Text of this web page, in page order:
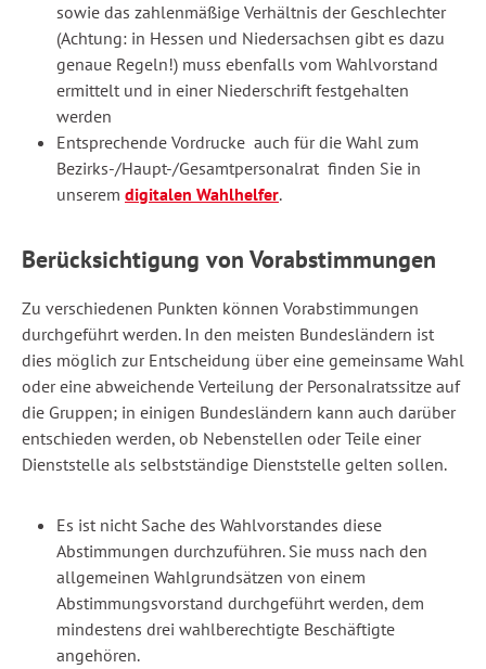
sowie das zahlenmäßige Verhältnis der Geschlechter
(Achtung: in Hessen und Niedersachsen gibt es dazu
genaue Regeln!) muss ebenfalls vom Wahlvorstand
ermittelt und in einer Niederschrift festgehalten
werden
Entsprechende Vordrucke auch für die Wahl zum
Bezirks-/Haupt-/Gesamtpersonalrat finden Sie in
unserem digitalen Wahlhelfer.
Berücksichtigung von Vorabstimmungen
Zu verschiedenen Punkten können Vorabstimmungen
durchgeführt werden. In den meisten Bundesländern ist
dies möglich zur Entscheidung über eine gemeinsame Wahl
oder eine abweichende Verteilung der Personalratssitze auf
die Gruppen; in einigen Bundesländern kann auch darüber
entschieden werden, ob Nebenstellen oder Teile einer
Dienststelle als selbstständige Dienststelle gelten sollen.
Es ist nicht Sache des Wahlvorstandes diese
Abstimmungen durchzuführen. Sie muss nach den
allgemeinen Wahlgrundsätzen von einem
Abstimmungsvorstand durchgeführt werden, dem
mindestens drei wahlberechtigte Beschäftigte
angehören.